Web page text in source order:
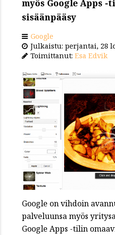
myös Google Apps
sisäänpääsy
Google
Julkaistu: perjantai, 28
Toimittanut: Esa Edvik
Google on vihdoin
palveluunsa myös
Google Apps -tilin